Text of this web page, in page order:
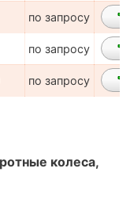
по запросу
по запросу
по запросу
колеса,